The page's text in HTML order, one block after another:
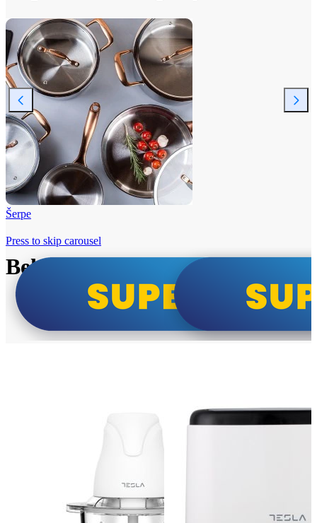
Šerpe
Beko i Tesla super cene
Press to skip carousel